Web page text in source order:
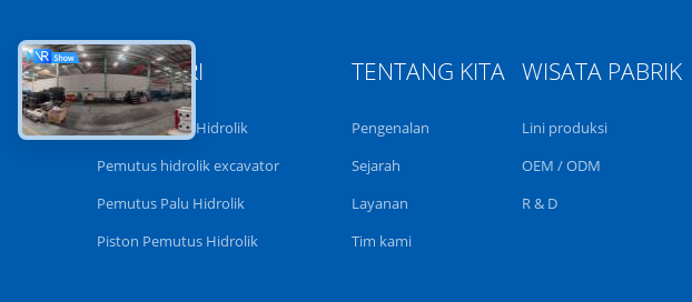
KATEGORI
Pemecah Batu Hidrolik
Pemutus hidrolik excavator
Pemutus Palu Hidrolik
Piston Pemutus Hidrolik
TENTANG KITA
Pengenalan
Sejarah
Layanan
Tim kami
WISATA PABRIK
Lini produksi
OEM / ODM
R & D